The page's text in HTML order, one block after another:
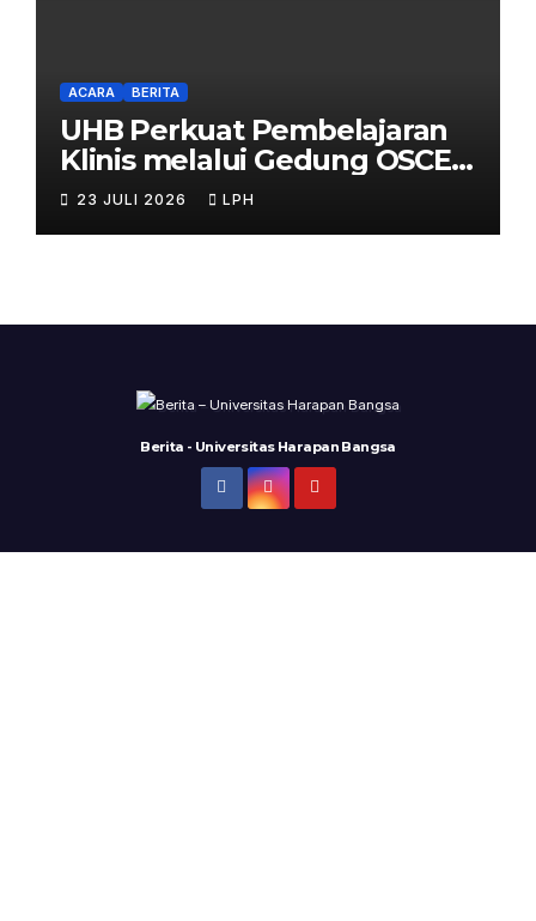
ACARA BERITA
UHB Perkuat Pembelajaran
Klinis melalui Gedung OSCE
Terpadu
23 JULI 2026 LPH
Berita - Universitas Harapan Bangsa